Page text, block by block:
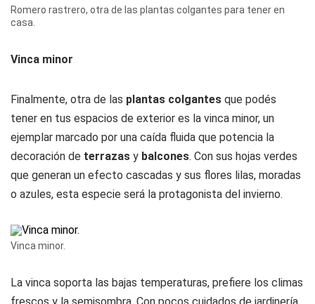
Romero rastrero, otra de las plantas colgantes para tener en
casa.
Vinca minor
Finalmente, otra de las plantas colgantes que podés
tener en tus espacios de exterior es la vinca minor, un
ejemplar marcado por una caída fluida que potencia la
decoración de terrazas y balcones. Con sus hojas verdes
que generan un efecto cascadas y sus flores lilas, moradas
o azules, esta especie será la protagonista del invierno.
Vinca minor.
La vinca soporta las bajas temperaturas, prefiere los climas